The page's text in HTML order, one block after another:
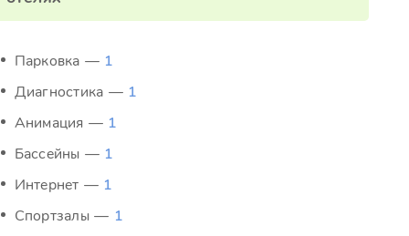
Парковка — 1
Диагностика — 1
Анимация — 1
Бассейны — 1
Интернет — 1
Спортзалы — 1